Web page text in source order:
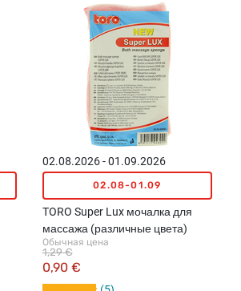
02.08.2026 - 01.09.2026
02.08-01.09
TORO Super Lux мочалка для
массажа (различные цвета)
Обычная цена
0,90 €
1,29 €